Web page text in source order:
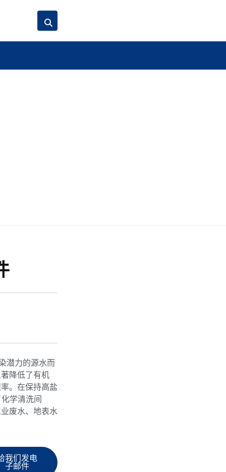
潜力的源水而
降低了有机
。在保持高盐
学清洗间
废水、地表水
我们发电
子邮件